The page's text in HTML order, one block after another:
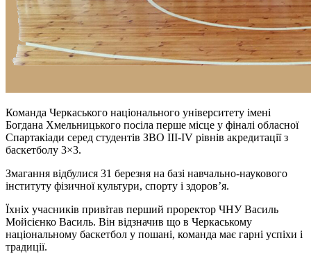
Команда Черкаського національного університету імені
Богдана Хмельницького посіла перше місце у фіналі обласної
Спартакіади серед студентів ЗВО III-IV рівнів акредитації з
баскетболу 3×3.
Змагання відбулися 31 березня на базі навчально-наукового
інституту фізичної культури, спорту і здоров’я.
Їхніх учасників привітав перший проректор ЧНУ Василь
Мойсієнко Василь. Він відзначив що в Черкаському
національному баскетбол у пошані, команда має гарні успіхи і
традиції.